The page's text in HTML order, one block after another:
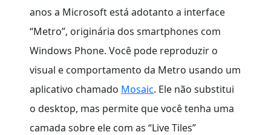
anos a Microsoft está adotanto a interface
“Metro”, originária dos smartphones com
Windows Phone. Você pode reproduzir o
visual e comportamento da Metro usando um
aplicativo chamado Mosaic. Ele não substitui
o desktop, mas permite que você tenha uma
camada sobre ele com as “Live Tiles”